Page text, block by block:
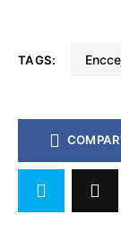
TAGS: